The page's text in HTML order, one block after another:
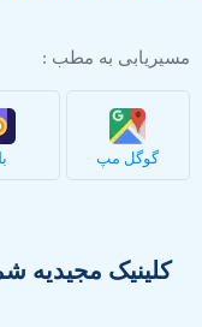
مسیریابی به مطب :
گوگل مپ
کلینیک مجیدیه